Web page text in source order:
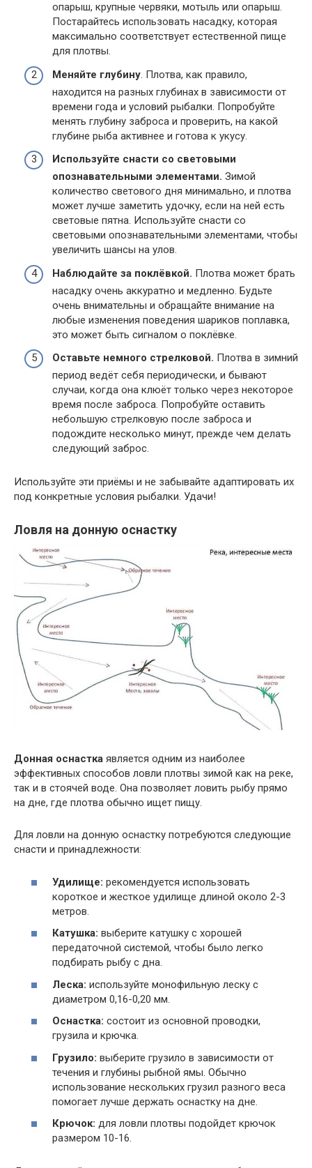
опарыш, крупные червяки, мотыль или опарыш.
Постарайтесь использовать насадку, которая
максимально соответствует естественной пище
для плотвы.
Меняйте глубину. Плотва, как правило,
находится на разных глубинах в зависимости от
времени года и условий рыбалки. Попробуйте
менять глубину заброса и проверить, на какой
глубине рыба активнее и готова к укусу.
Используйте снасти со световыми
опознавательными элементами. Зимой
количество светового дня минимально, и плотва
может лучше заметить удочку, если на ней есть
световые пятна. Используйте снасти со
световыми опознавательными элементами, чтобы
увеличить шансы на улов.
Наблюдайте за поклёвкой. Плотва может брать
насадку очень аккуратно и медленно. Будьте
очень внимательны и обращайте внимание на
любые изменения поведения шариков поплавка,
это может быть сигналом о поклёвке.
Оставьте немного стрелковой. Плотва в зимний
период ведёт себя периодически, и бывают
случаи, когда она клюёт только через некоторое
время после заброса. Попробуйте оставить
небольшую стрелковую после заброса и
подождите несколько минут, прежде чем делать
следующий заброс.
Используйте эти приёмы и не забывайте адаптировать их
под конкретные условия рыбалки. Удачи!
Ловля на донную оснастку
Донная оснастка является одним из наиболее
эффективных способов ловли плотвы зимой как на реке,
так и в стоячей воде. Она позволяет ловить рыбу прямо
на дне, где плотва обычно ищет пищу.
Для ловли на донную оснастку потребуются следующие
снасти и принадлежности:
Удилище: рекомендуется использовать
короткое и жесткое удилище длиной около 2-3
метров.
Катушка: выберите катушку с хорошей
передаточной системой, чтобы было легко
подбирать рыбу с дна.
Леска: используйте монофильную леску с
диаметром 0,16-0,20 мм.
Оснастка: состоит из основной проводки,
грузила и крючка.
Грузило: выберите грузило в зависимости от
течения и глубины рыбной ямы. Обычно
использование нескольких грузил разного веса
помогает лучше держать оснастку на дне.
Крючок: для ловли плотвы подойдет крючок
размером 10-16.